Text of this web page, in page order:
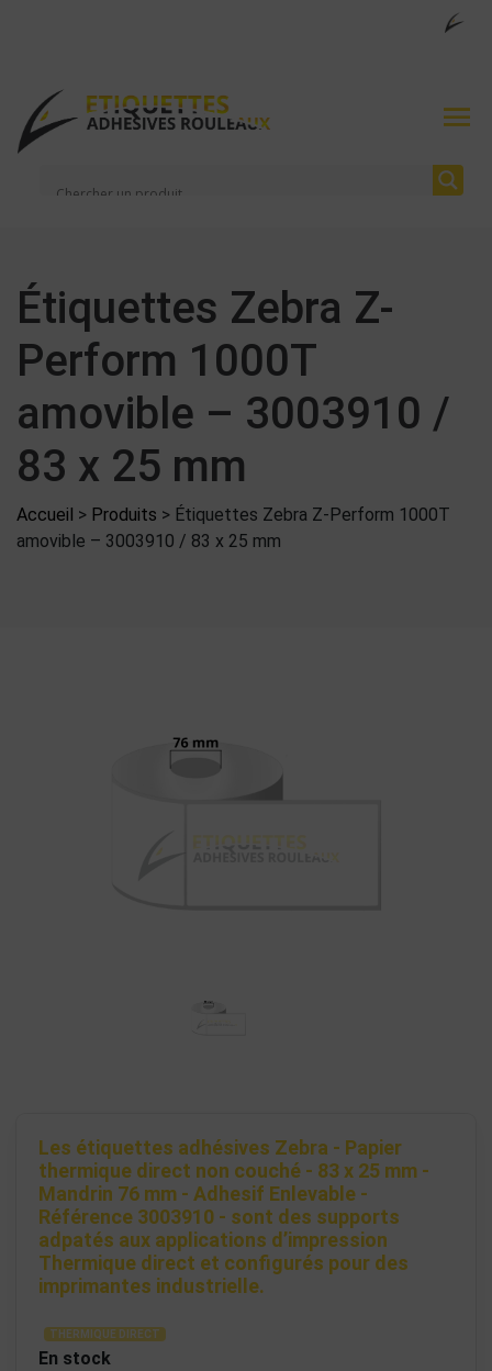
Étiquettes Zebra Z-
Perform 1000T
amovible – 3003910 /
83 x 25 mm
Accueil > Produits > Étiquettes Zebra Z-Perform 1000T
amovible – 3003910 / 83 x 25 mm
Les étiquettes adhésives Zebra - Papier
thermique direct non couché - 83 x 25 mm -
Mandrin 76 mm - Adhesif Enlevable -
Référence 3003910 - sont des supports
adpatés aux applications d’impression
Thermique direct et configurés pour des
imprimantes industrielle.
THERMIQUE DIRECT
En stock